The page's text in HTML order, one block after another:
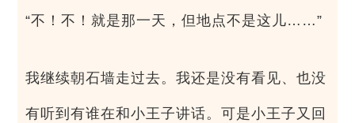
“不！不！就是那一天，但地点不是这儿……”
我继续朝石墙走过去。我还是没有看见、也没
有听到有谁在和小王子讲话。可是小王子又回